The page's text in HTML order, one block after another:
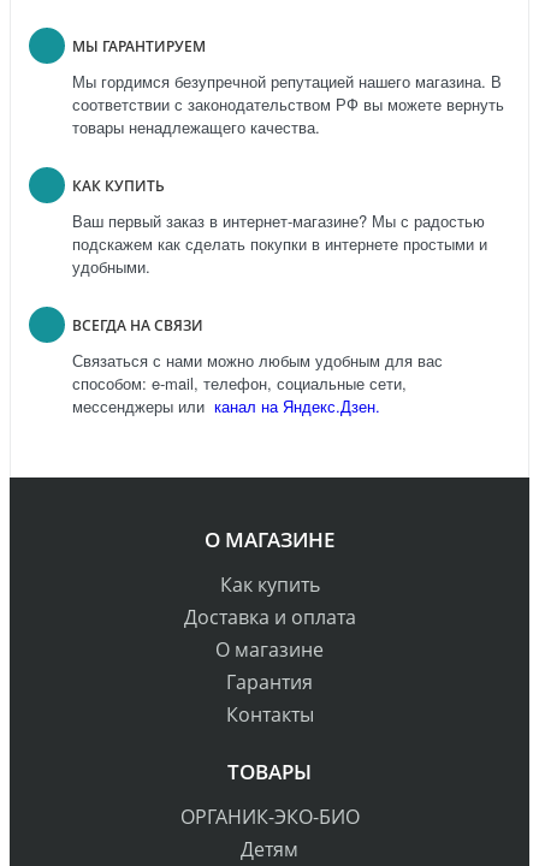
МЫ ГАРАНТИРУЕМ
Мы гордимся безупречной репутацией нашего магазина. В
соответствии с законодательством РФ вы можете вернуть
товары ненадлежащего качества.
КАК КУПИТЬ
Ваш первый заказ в интернет-магазине? Мы с радостью
подскажем как сделать покупки в интернете простыми и
удобными.
ВСЕГДА НА СВЯЗИ
Связаться с нами можно любым удобным для вас
способом: e-mail, телефон, социальные сети,
мессенджеры или канал на Яндекс.Дзен.
О МАГАЗИНЕ
Как купить
Доставка и оплата
О магазине
Гарантия
Контакты
ТОВАРЫ
ОРГАНИК-ЭКО-БИО
Детям